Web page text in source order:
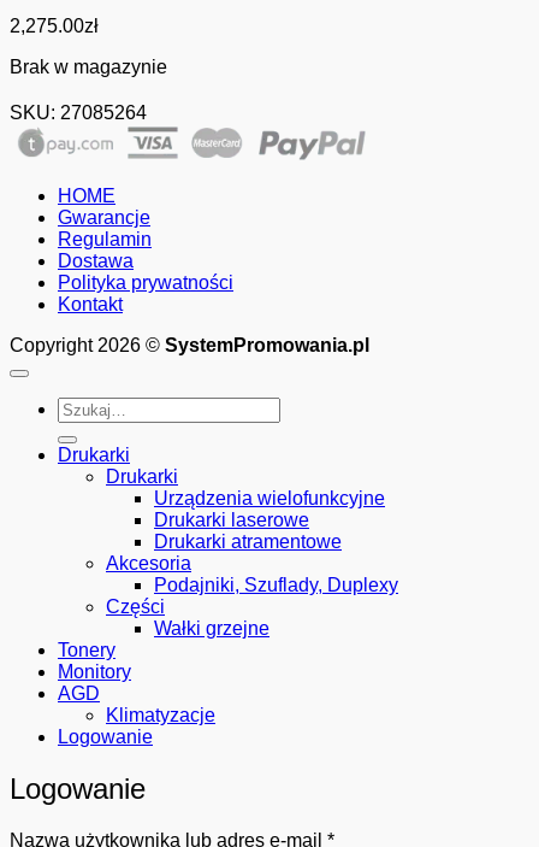
2,275.00zł
Brak w magazynie
SKU: 27085264
HOME
Gwarancje
Regulamin
Dostawa
Polityka prywatności
Kontakt
Copyright 2026 © SystemPromowania.pl
Szukaj:
Drukarki
Drukarki
Urządzenia wielofunkcyjne
Drukarki laserowe
Drukarki atramentowe
Akcesoria
Podajniki, Szuflady, Duplexy
Części
Wałki grzejne
Tonery
Monitory
AGD
Klimatyzacje
Logowanie
Logowanie
Nazwa użytkownika lub adres e-mail *Wymagane